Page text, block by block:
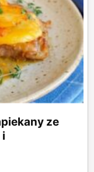
ze